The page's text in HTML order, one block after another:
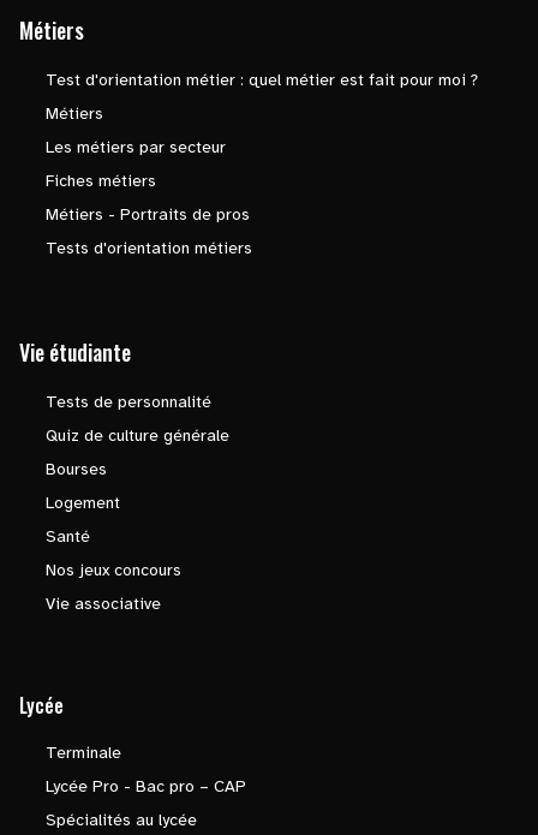
Métiers
Test d'orientation métier : quel métier est fait pour moi ?
Métiers
Les métiers par secteur
Fiches métiers
Métiers - Portraits de pros
Tests d'orientation métiers
Vie étudiante
Tests de personnalité
Quiz de culture générale
Bourses
Logement
Santé
Nos jeux concours
Vie associative
Lycée
Terminale
Lycée Pro - Bac pro – CAP
Spécialités au lycée